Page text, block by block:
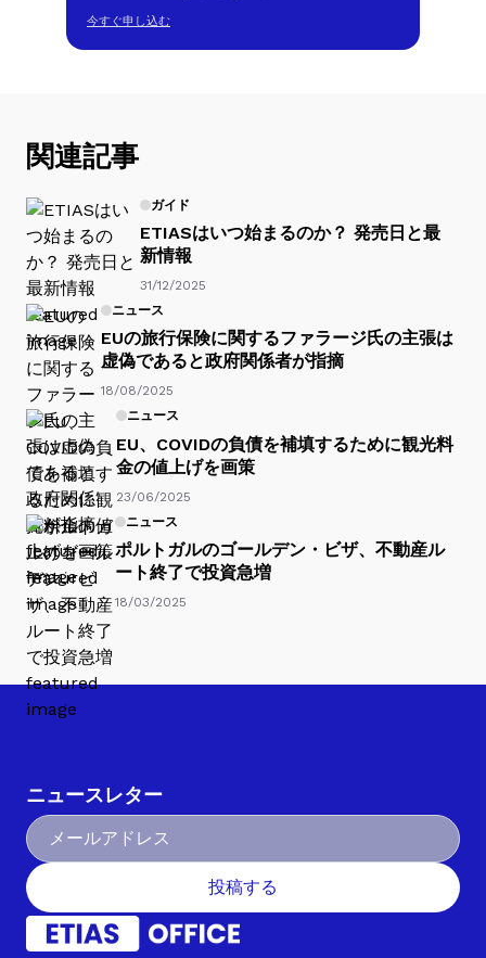
今すぐ申し込む
関連記事
ガイド
ETIASはいつ始まるのか？ 発売日と最
新情報
31/12/2025
ニュース
EUの旅行保険に関するファラージ氏の主張は
虚偽であると政府関係者が指摘
18/08/2025
ニュース
EU、COVIDの負債を補填するために観光料
金の値上げを画策
23/06/2025
ニュース
ポルトガルのゴールデン・ビザ、不動産ル
ート終了で投資急増
18/03/2025
ニュースレター
投稿する